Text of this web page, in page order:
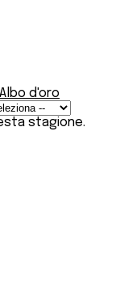
Albo d'oro
stagione.